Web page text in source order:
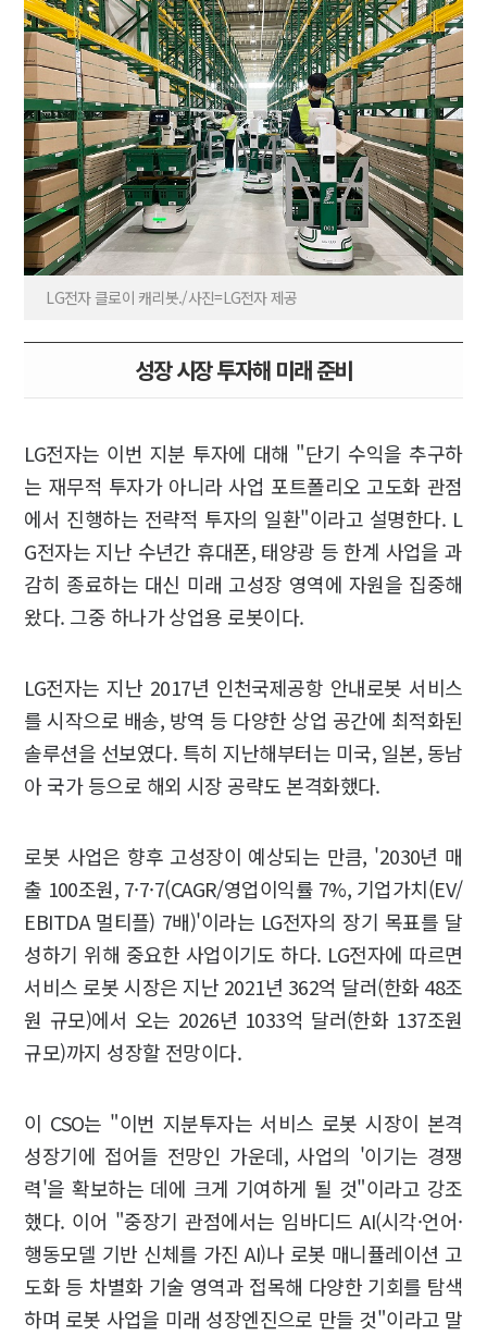
LG전자 클로이 캐리봇./사진=LG전자 제공
성장 시장 투자해 미래 준비
LG전자는 이번 지분 투자에 대해 "단기 수익을 추구하
는 재무적 투자가 아니라 사업 포트폴리오 고도화 관점
에서 진행하는 전략적 투자의 일환"이라고 설명한다. L
G전자는 지난 수년간 휴대폰, 태양광 등 한계 사업을 과
감히 종료하는 대신 미래 고성장 영역에 자원을 집중해
왔다. 그중 하나가 상업용 로봇이다.
LG전자는 지난 2017년 인천국제공항 안내로봇 서비스
를 시작으로 배송, 방역 등 다양한 상업 공간에 최적화된
솔루션을 선보였다. 특히 지난해부터는 미국, 일본, 동남
아 국가 등으로 해외 시장 공략도 본격화했다.
로봇 사업은 향후 고성장이 예상되는 만큼, '2030년 매
출 100조원, 7·7·7(CAGR/영업이익률 7%, 기업가치(EV/
EBITDA 멀티플) 7배)'이라는 LG전자의 장기 목표를 달
성하기 위해 중요한 사업이기도 하다. LG전자에 따르면
서비스 로봇 시장은 지난 2021년 362억 달러(한화 48조
원 규모)에서 오는 2026년 1033억 달러(한화 137조원
규모)까지 성장할 전망이다.
이 CSO는 "이번 지분투자는 서비스 로봇 시장이 본격
성장기에 접어들 전망인 가운데, 사업의 '이기는 경쟁
력'을 확보하는 데에 크게 기여하게 될 것"이라고 강조
했다. 이어 "중장기 관점에서는 임바디드 AI(시각·언어·
행동모델 기반 신체를 가진 AI)나 로봇 매니퓰레이션 고
도화 등 차별화 기술 영역과 접목해 다양한 기회를 탐색
하며 로봇 사업을 미래 성장엔진으로 만들 것"이라고 말